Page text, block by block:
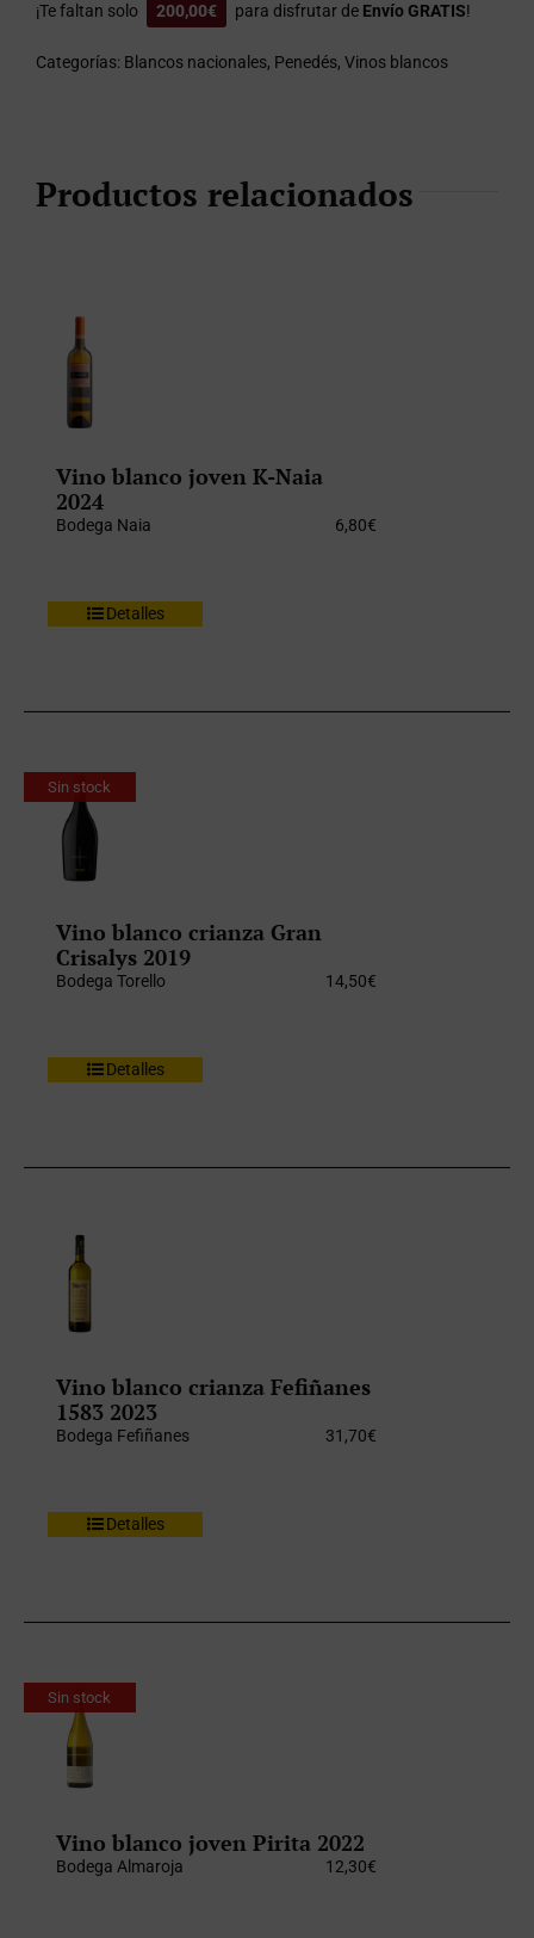
¡Te faltan solo 200,00€ para disfrutar de Envío GRATIS!
Categorías: Blancos nacionales, Penedés, Vinos blancos
Productos relacionados
Vino blanco joven K-Naia
2024
Bodega Naia 6,80€
Detalles
Sin stock
Vino blanco crianza Gran
Crisalys 2019
Bodega Torello 14,50€
Detalles
Vino blanco crianza Fefiñanes
1583 2023
Bodega Fefiñanes 31,70€
Detalles
Sin stock
Vino blanco joven Pirita 2022
Bodega Almaroja 12,30€